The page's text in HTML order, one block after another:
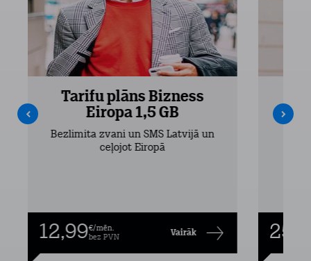
Tarifu plāns Bizness
Eiropa 1,5 GB
Bezlimita zvani un SMS Latvijā un
ceļojot Eiropā
12,99€/mēn.
bez PVN
Vairāk